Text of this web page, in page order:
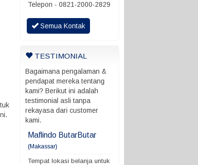
Telepon - 0821-2000-2829
Semua Kontak
TESTIMONIAL
Bagaimana pengalaman &
pendapat mereka tentang
kami? Berikut ini adalah
testimonial asli tanpa
rekayasa dari customer
kami.
batas
Maflindo ButarButar
(Makassar)
Tempat lokasi belanja untuk